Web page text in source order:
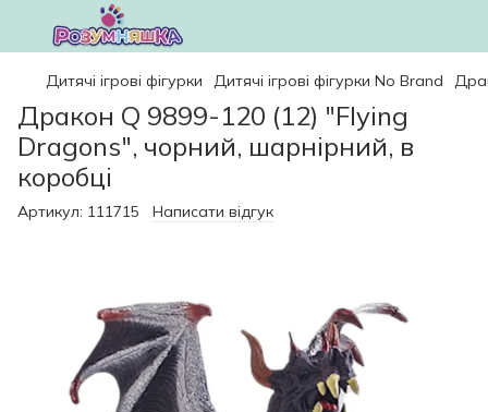
Дитячі ігрові фігурки Дитячі ігрові фігурки No Brand
Дракон Q 9899-120 (12) "Flying
Dragons", чорний, шарнірний, в
коробці
Артикул: 111715 Написати відгук